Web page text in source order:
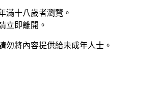
滿十八歲者瀏覽。
立即離開。
勿將內容提供給未成年人士。